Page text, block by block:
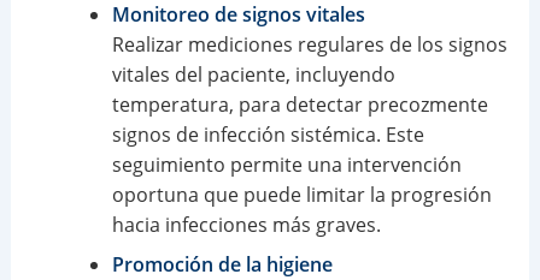
Monitoreo de signos vitales
Realizar mediciones regulares de los signos
vitales del paciente, incluyendo
temperatura, para detectar precozmente
signos de infección sistémica. Este
seguimiento permite una intervención
oportuna que puede limitar la progresión
hacia infecciones más graves.
Promoción de la higiene